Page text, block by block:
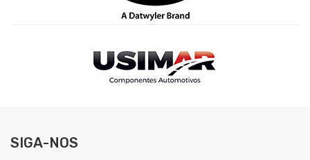
SIGA-NOS